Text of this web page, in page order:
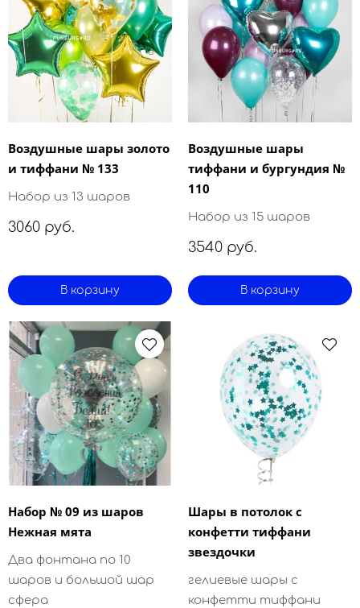
Воздушные шары золото
и тиффани № 133
Набор из 13 шаров
3060 руб.
В корзину
Воздушные шары
тиффани и бургундия №
110
Набор из 15 шаров
3540 руб.
В корзину
Набор № 09 из шаров
Нежная мята
Два фонтана по 10
шаров и большой шар
сфера
Шары в потолок с
конфетти тиффани
звездочки
гелиевые шары с
конфетти тиффани